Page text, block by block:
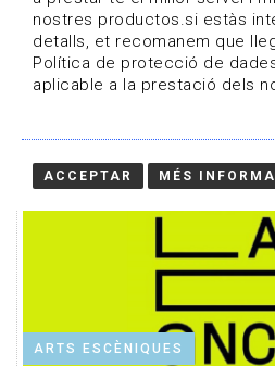
Convocatòries, activitats i
cultura.
ARTS ESCÈNIQUES
nostres productos.si estàs
detalls, et recomanem que
Política de protecció de
aplicable a la prestació dels
ACCEPTAR MÉS